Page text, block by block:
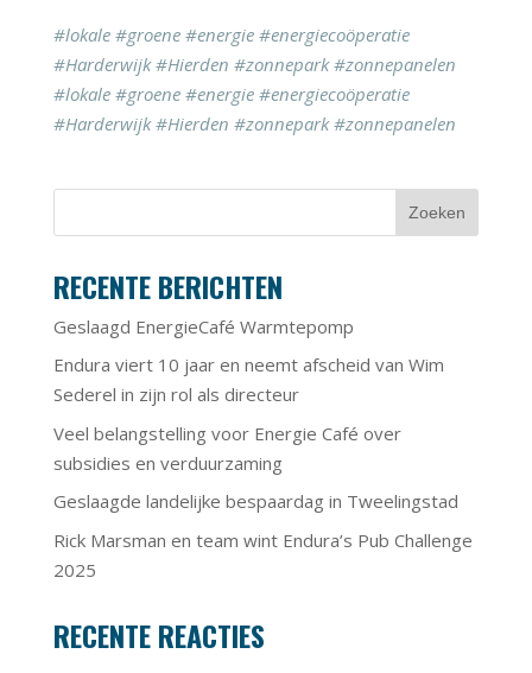
#lokale #groene #energie #energiecoöperatie
#Harderwijk #Hierden #zonnepark #zonnepanelen
#lokale #groene #energie #energiecoöperatie
#Harderwijk #Hierden #zonnepark #zonnepanelen
RECENTE BERICHTEN
Geslaagd EnergieCafé Warmtepomp
Endura viert 10 jaar en neemt afscheid van Wim
Sederel in zijn rol als directeur
Veel belangstelling voor Energie Café over
subsidies en verduurzaming
Geslaagde landelijke bespaardag in Tweelingstad
Rick Marsman en team wint Endura’s Pub Challenge
2025
RECENTE REACTIES